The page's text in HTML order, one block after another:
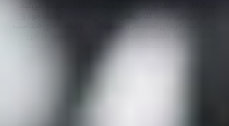
سبک‌های مختلف ورزشی، بدن را به‌طور کامل تقویت می‌کند.
با الو پلی می‌توانید کلاس‌های میکس ترینینگ نزدیک خود را
پیدا کنید، مربیان تخصصی انتخاب کنید و برنامه‌های متناسب
با اهداف خود داشته باشید. باشگاه‌ها نیز با حضور در این
پلتفرم می‌توانند خدمات خود را گسترده‌تر معرفی و هنرجویان